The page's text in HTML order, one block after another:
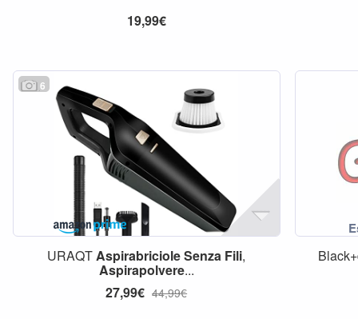
19,99€
6
URAQTAspirabricioleSenza Fili,
Aspirapolvere...
27,99€ 44,99€